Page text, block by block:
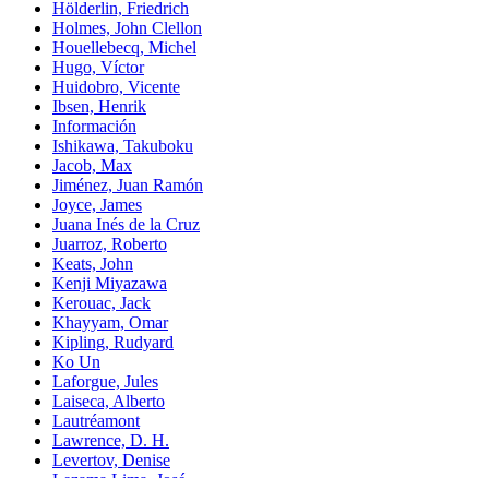
Hölderlin, Friedrich
Holmes, John Clellon
Houellebecq, Michel
Hugo, Víctor
Huidobro, Vicente
Ibsen, Henrik
Información
Ishikawa, Takuboku
Jacob, Max
Jiménez, Juan Ramón
Joyce, James
Juana Inés de la Cruz
Juarroz, Roberto
Keats, John
Kenji Miyazawa
Kerouac, Jack
Khayyam, Omar
Kipling, Rudyard
Ko Un
Laforgue, Jules
Laiseca, Alberto
Lautréamont
Lawrence, D. H.
Levertov, Denise